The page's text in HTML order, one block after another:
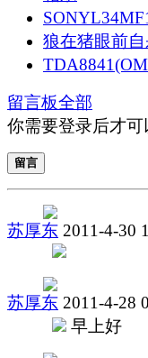
狼在猪眼前自
留言板全部
你需要登录后才可
留言
苏厚东 2011-4-30
苏厚东 2011-4-28
早上好